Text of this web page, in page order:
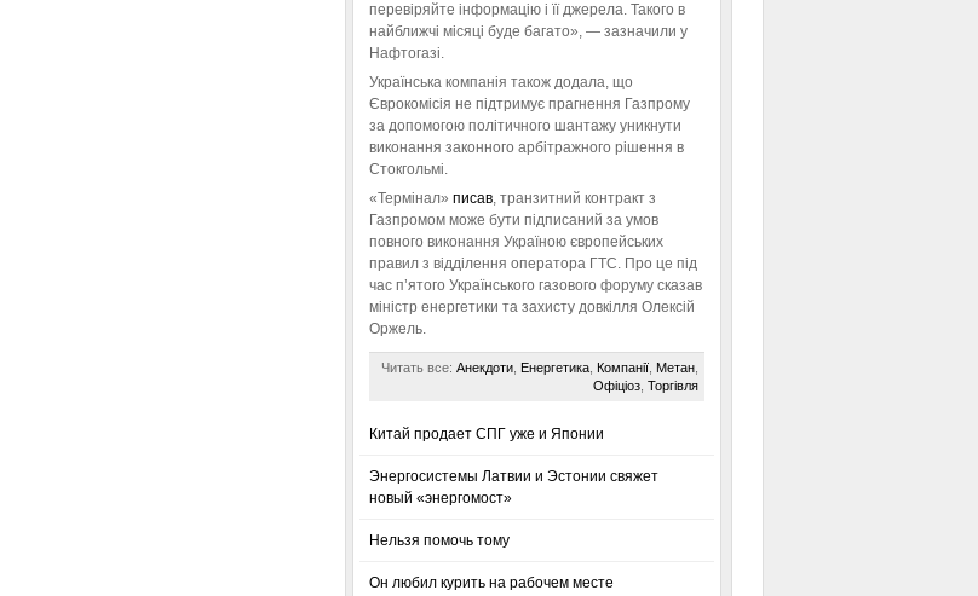
перевіряйте інформацію і її джерела. Такого в
найближчі місяці буде багато», — зазначили у
Нафтогазі.
Українська компанія також додала, що
Єврокомісія не підтримує прагнення Газпрому
за допомогою політичного шантажу уникнути
виконання законного арбітражного рішення в
Стокгольмі.
«Термінал» писав, транзитний контракт з
Газпромом може бути підписаний за умов
повного виконання Україною європейських
правил з відділення оператора ГТС. Про це під
час п’ятого Українського газового форуму сказав
міністр енергетики та захисту довкілля Олексій
Оржель.
Читать все: Анекдоти, Енергетика, Компанії, Метан,
Офіціоз, Торгівля
Китай продает СПГ уже и Японии
Энергосистемы Латвии и Эстонии свяжет
новый «энергомост»
Нельзя помочь тому
Он любил курить на рабочем месте